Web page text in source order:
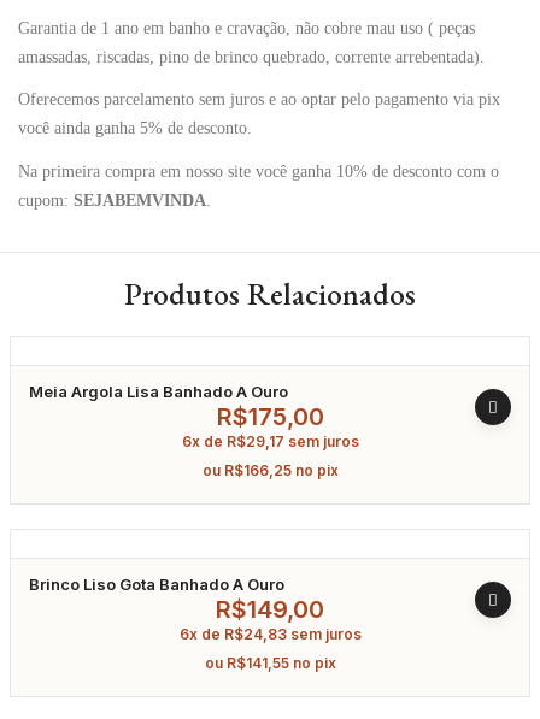
Garantia de 1 ano em banho e cravação, não cobre mau uso ( peças
amassadas, riscadas, pino de brinco quebrado, corrente arrebentada).
Oferecemos parcelamento sem juros e ao optar pelo pagamento via pix
você ainda ganha 5% de desconto.
Na primeira compra em nosso site você ganha 10% de desconto com o
cupom: SEJABEMVINDA
Produtos Relacionados
Meia Argola Lisa Banhado A Ouro
R$175,00
6x de R$29,17 sem juros
ou R$166,25 no pix
Brinco Liso Gota Banhado A Ouro
R$149,00
6x de R$24,83 sem juros
ou R$141,55 no pix